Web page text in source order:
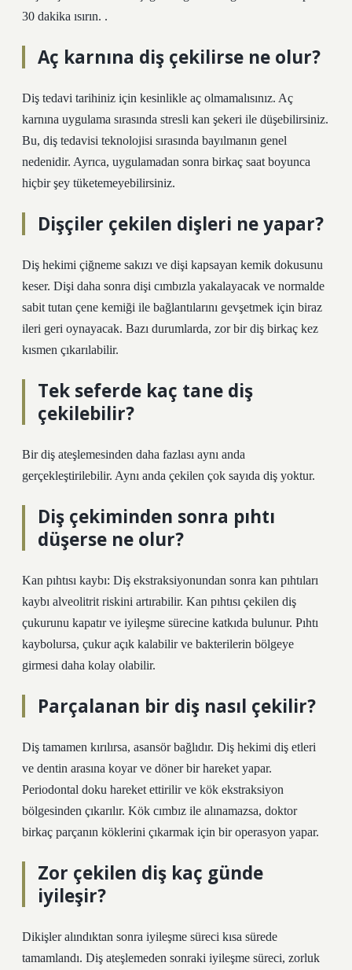
30 dakika ısırın. .
Aç karnına diş çekilirse ne olur?
Diş tedavi tarihiniz için kesinlikle aç olmamalısınız. Aç
karnına uygulama sırasında stresli kan şekeri ile düşebilirsiniz.
Bu, diş tedavisi teknolojisi sırasında bayılmanın genel
nedenidir. Ayrıca, uygulamadan sonra birkaç saat boyunca
hiçbir şey tüketemeyebilirsiniz.
Dişçiler çekilen dişleri ne yapar?
Diş hekimi çiğneme sakızı ve dişi kapsayan kemik dokusunu
keser. Dişi daha sonra dişi cımbızla yakalayacak ve normalde
sabit tutan çene kemiği ile bağlantılarını gevşetmek için biraz
ileri geri oynayacak. Bazı durumlarda, zor bir diş birkaç kez
kısmen çıkarılabilir.
Tek seferde kaç tane diş
çekilebilir?
Bir diş ateşlemesinden daha fazlası aynı anda
gerçekleştirilebilir. Aynı anda çekilen çok sayıda diş yoktur.
Diş çekiminden sonra pıhtı
düşerse ne olur?
Kan pıhtısı kaybı: Diş ekstraksiyonundan sonra kan pıhtıları
kaybı alveolitrit riskini artırabilir. Kan pıhtısı çekilen diş
çukurunu kapatır ve iyileşme sürecine katkıda bulunur. Pıhtı
kaybolursa, çukur açık kalabilir ve bakterilerin bölgeye
girmesi daha kolay olabilir.
Parçalanan bir diş nasıl çekilir?
Diş tamamen kırılırsa, asansör bağlıdır. Diş hekimi diş etleri
ve dentin arasına koyar ve döner bir hareket yapar.
Periodontal doku hareket ettirilir ve kök ekstraksiyon
bölgesinden çıkarılır. Kök cımbız ile alınamazsa, doktor
birkaç parçanın köklerini çıkarmak için bir operasyon yapar.
Zor çekilen diş kaç günde
iyileşir?
Dikişler alındıktan sonra iyileşme süreci kısa sürede
tamamlandı. Diş ateşlemeden sonraki iyileşme süreci, zorluk